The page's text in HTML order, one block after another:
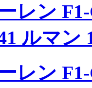
レン
ルマン
レン